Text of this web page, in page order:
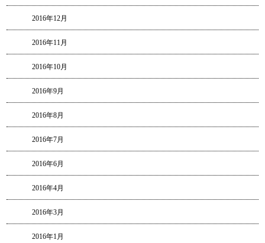
2016年12月
2016年11月
2016年10月
2016年9月
2016年8月
2016年7月
2016年6月
2016年4月
2016年3月
2016年1月